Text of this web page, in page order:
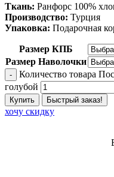
Ткань: Ранфорс 100%
Производство: Турция
Упаковка: Подарочная
Размер КПБ
Размер Наволочки
Количество товара
голубой
Купить Быстрый заказ!
хочу скидку